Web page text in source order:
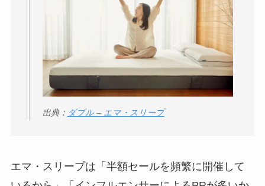
ミ・評判
は実際ど
う？
【怪しい？】セルプ
ロモート株式会社の
口コミ・評判は実際
実際どう？
出典： ダブル – エマ・スリープ
エマ・スリープは「半額セールを頻繁に開催して